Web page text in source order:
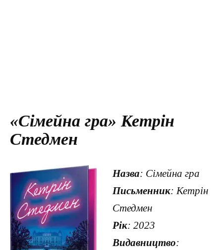
«Сімейна гра» Кетрін
Стедмен
Назва: Сімейна гра
Письменник: Кетрін
Стедмен
Рік: 2023
Видавництво: